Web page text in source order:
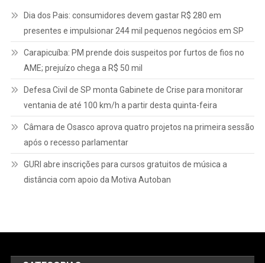
Dia dos Pais: consumidores devem gastar R$ 280 em
presentes e impulsionar 244 mil pequenos negócios em SP
Carapicuíba: PM prende dois suspeitos por furtos de fios no
AME; prejuízo chega a R$ 50 mil
Defesa Civil de SP monta Gabinete de Crise para monitorar
ventania de até 100 km/h a partir desta quinta-feira
Câmara de Osasco aprova quatro projetos na primeira sessão
após o recesso parlamentar
GURI abre inscrições para cursos gratuitos de música a
distância com apoio da Motiva Autoban